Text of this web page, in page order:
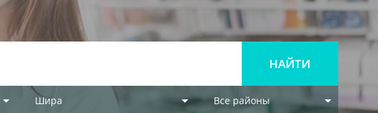
Шира Все районы